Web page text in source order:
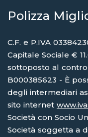
Polizza
C.F. e P.IVA
Capitale Sociale €
sottoposto al
B000385623 - È
degli intermediari
sito internet
Società con Socio
Società soggetta a